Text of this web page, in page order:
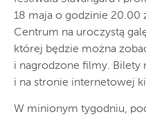
18 maja o godzinie 20.00
Centrum na uroczystą
której będzie można
i nagrodzone filmy. Bilety
i na stronie internetowej
W minionym tygodniu,